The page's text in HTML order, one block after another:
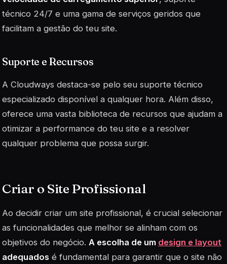
técnico 24/7 e uma gama de serviços geridos que
facilitam a gestão do teu site.
Suporte e Recursos
A Cloudways destaca-se pelo seu suporte técnico
especializado disponível a qualquer hora. Além disso,
oferece uma vasta biblioteca de recursos que ajudam a
otimizar a performance do teu site e a resolver
qualquer problema que possa surgir.
Criar o Site Profissional
Ao decidir criar um site profissional, é crucial selecionar
as funcionalidades que melhor se alinham com os
objetivos do negócio. A escolha de um design e layout
adequados é fundamental para garantir que o site não